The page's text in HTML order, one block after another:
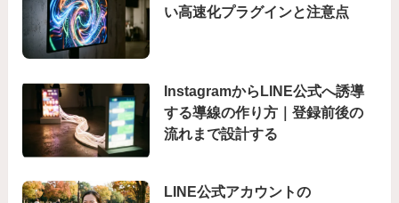
い高速化プラグインと注意点
InstagramからLINE公式へ誘導
する導線の作り方｜登録前後の
流れまで設計する
LINE公式アカウントの